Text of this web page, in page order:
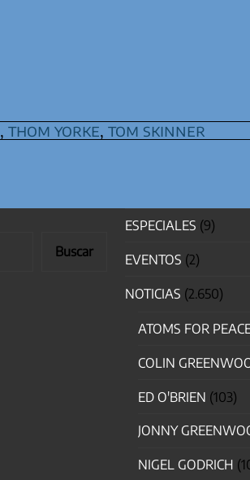
thom yorke tom skinner
Buscar
ESPECIALES (9)
EVENTOS (2)
NOTICIAS (2.650)
ATOMS FOR
COLIN
ED O'BRIEN (103)
JONNY
NIGEL GODRICH